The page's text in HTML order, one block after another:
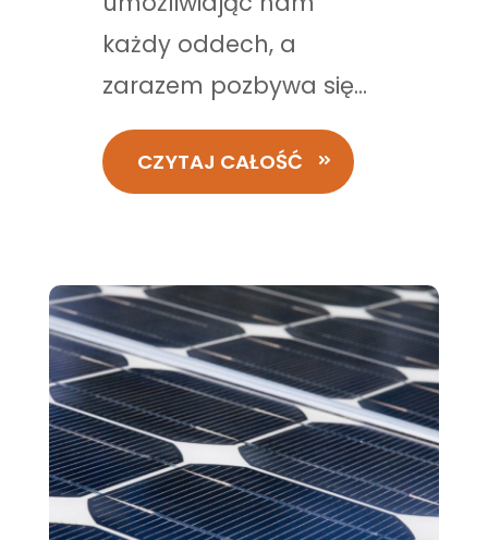
każdy oddech, a
zarazem pozbywa się...
CZYTAJ CAŁOŚĆ